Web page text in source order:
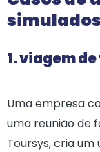
simulados
1. viagem
Uma empresa
uma reunião de
Toursys, cria